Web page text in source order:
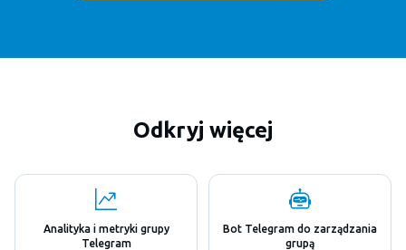
Odkryj więcej
Analityka i metryki grupy
Telegram
Bot Telegram do zarządzania
grupą